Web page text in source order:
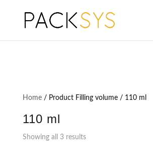
Home/ Product Filling volume / 110 ml
110 ml
Showing all 3 results